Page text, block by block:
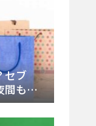
セブ
間も買
探し方